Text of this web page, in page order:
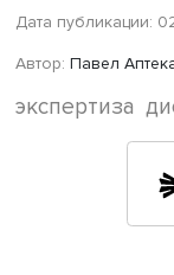
Оппонент,
Лукьянова
,
фактора
учета
сообщали о
важен также
исполнения
вакцинации в